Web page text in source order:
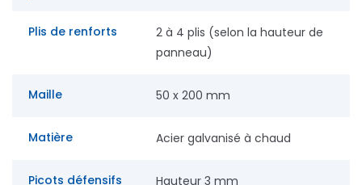
Plis de renforts
2 à 4 plis (selon la hauteur de
panneau)
Maille 50 x 200 mm
Matière Acier galvanisé à chaud
Picots défensifs Hauteur 3 mm